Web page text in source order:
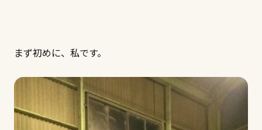
まず初めに、私です。